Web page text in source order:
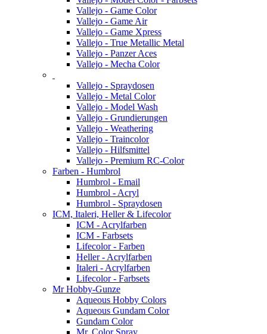
Vallejo - Game Color
Vallejo - Game Air
Vallejo - Game Xpress
Vallejo - True Metallic Metal
Vallejo - Panzer Aces
Vallejo - Mecha Color
Vallejo - Spraydosen
Vallejo - Metal Color
Vallejo - Model Wash
Vallejo - Grundierungen
Vallejo - Weathering
Vallejo - Traincolor
Vallejo - Hilfsmittel
Vallejo - Premium RC-Color
Farben - Humbrol
Humbrol - Email
Humbrol - Acryl
Humbrol - Spraydosen
ICM, Italeri, Heller & Lifecolor
ICM - Acrylfarben
ICM - Farbsets
Lifecolor - Farben
Heller - Acrylfarben
Italeri - Acrylfarben
Lifecolor - Farbsets
Mr Hobby-Gunze
Aqueous Hobby Colors
Aqueous Gundam Color
Gundam Color
Mr. Color Spray